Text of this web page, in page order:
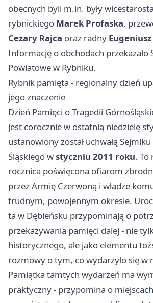
obecnych byli m.in. były
rybnickiego Marek Profaska,
Cezary Rajca oraz radny
Informację o obchodach przekazało
Powiatowe w Rybniku.
Rybnik pamięta - regionalny dzień
jego znaczenie
Dzień Pamięci o Tragedii
jest corocznie w ostatnią niedzielę
ustanowiony został uchwałą
Śląskiego wstyczniu 2011 roku. To
rocznica poświęcona ofiarom
przez Armię Czerwoną i władze
trudnym, powojennym okresie.
ta w Dębieńsku przypominają o
przekazywania pamięci dalej - nie
historycznego, ale jako elementu
rozmowy o tym, co wydarzyło się w
Pamiątka tamtych wydarzeń ma
praktyczny - przypomina o